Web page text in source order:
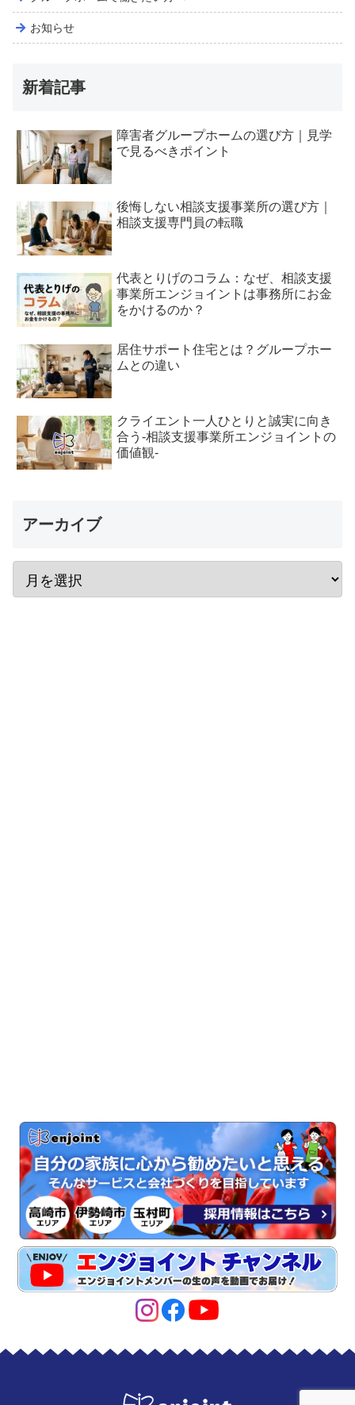
お知らせ
新着記事
障害者グループホームの選び方｜見学
で見るべきポイント
後悔しない相談支援事業所の選び方｜
相談支援専門員の転職
代表とりげのコラム：なぜ、相談支援
事業所エンジョイントは事務所にお金
をかけるのか？
居住サポート住宅とは？グループホー
ムとの違い
クライエント一人ひとりと誠実に向き
合う-相談支援事業所エンジョイントの
価値観-
アーカイブ